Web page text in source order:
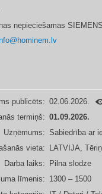
nepieciešamas
publicēts: 02.06.2026.
termiņš: 01.09.2026.
Uzņēmums: Sabiedrība ar
vieta:
LATVIJA,
Darba laiks: Pilna slodze
līmenis:
1300 – 1500